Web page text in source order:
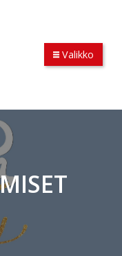
Valikko